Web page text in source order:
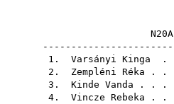
1. Varsányi Kinga .
2. Zempléni Réka . .
3. Kinde Vanda . . .
4. Vincze Rebeka . .